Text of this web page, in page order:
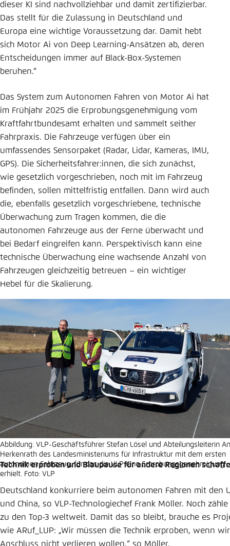
dieser KI sind nachvollziehbar und damit zertifizierbar.
Das stellt für die Zulassung in Deutschland und
Europa eine wichtige Voraussetzung dar. Damit hebt
sich Motor Ai von Deep Learning-Ansätzen ab, deren
Entscheidungen immer auf Black-Box-Systemen
beruhen.“
Das System zum Autonomen Fahren von Motor Ai hat
im Frühjahr 2025 die Erprobungsgenehmigung vom
Kraftfahrtbundesamt erhalten und sammelt seither
Fahrpraxis. Die Fahrzeuge verfügen über ein
umfassendes Sensorpaket (Radar, Lidar, Kameras, IMU,
GPS). Die Sicherheitsfahrer:innen, die sich zunächst,
wie gesetzlich vorgeschrieben, noch mit im Fahrzeug
befinden, sollen mittelfristig entfallen. Dann wird auch
die, ebenfalls gesetzlich vorgeschriebene, technische
Überwachung zum Tragen kommen, die die
autonomen Fahrzeuge aus der Ferne überwacht und
bei Bedarf eingreifen kann. Perspektivisch kann eine
technische Überwachung eine wachsende Anzahl von
Fahrzeugen gleichzeitig betreuen – ein wichtiger
Hebel für die Skalierung.
Abbildung: VLP-Geschäftsführer Stefan Lösel und Abteilungsleiterin
Herkenrath des Landesministeriums für Infrastruktur mit dem ersten
autonomen Fahrzeug, für das die VLP eine Erprobungsgenehmigung
erhielt. Foto: VLP
Technik erproben und Blaupause für andere Regionen
Deutschland konkurriere beim autonomen Fahren mit den
und China, so VLP-Technologiechef Frank Möller. Noch
zu den Top-3 weltweit. Damit das so bleibt, brauche es
wie ARuf_LUP: „Wir müssen die Technik erproben, wenn
Anschluss nicht verlieren wollen,“ so Möller.